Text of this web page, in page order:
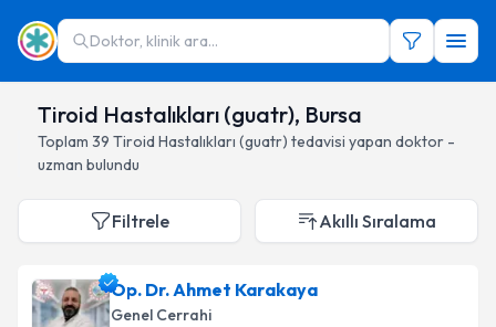
Doktor, klinik ara...
Tiroid Hastalıkları (guatr), Bursa
Toplam 39 Tiroid Hastalıkları (guatr) tedavisi yapan doktor -
uzman bulundu
Filtrele Akıllı Sıralama
Op. Dr. Ahmet Karakaya
Genel Cerrahi